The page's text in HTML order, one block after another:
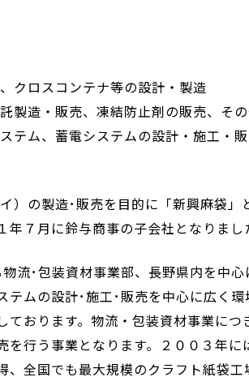
ロスコンテナ等の設計・製造
売、凍結防止剤の販売、その他
ム、蓄電システムの設計・施工・
）の製造･販売を目的に「新興麻袋
７月に鈴与商事の子会社となりまし
流･包装資材事業部、長野県内を中
テムの設計･施工･販売を中心に広く
ております。物流・包装資材事業に
を行う事業となります。２００３年
全国でも最大規模のクラフト紙袋工